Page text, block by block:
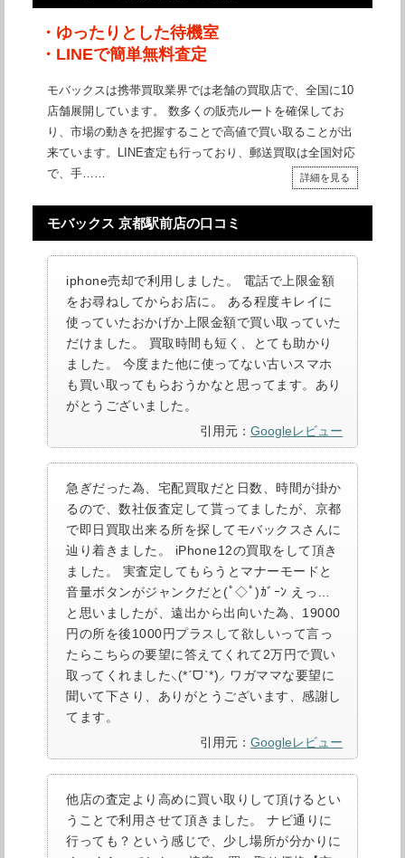
・ゆったりとした待機室
・LINEで簡単無料査定
モバックスは携帯買取業界では老舗の買取店で、全国に10
店舗展開しています。 数多くの販売ルートを確保してお
り、市場の動きを把握することで高値で買い取ることが出
来ています。LINE査定も行っており、郵送買取は全国対応
で、手……
詳細を見る
モバックス 京都駅前店の口コミ
iphone売却で利用しました。 電話で上限金額
をお尋ねしてからお店に。 ある程度キレイに
使っていたおかげか上限金額で買い取っていた
だけました。 買取時間も短く、とても助かり
ました。 今度また他に使ってない古いスマホ
も買い取ってもらおうかなと思ってます。あり
がとうございました。
引用元： Googleレビュー
急ぎだった為、宅配買取だと日数、時間が掛か
るので、数社仮査定して貰ってましたが、京都
で即日買取出来る所を探してモバックスさんに
辿り着きました。 iPhone12の買取をして頂き
ました。 実査定してもらうとマナーモードと
音量ボタンがジャンクだと(ﾟ◇ﾟ)ｶﾞｰﾝ えっ…
と思いましたが、遠出から出向いた為、19000
円の所を後1000円プラスして欲しいって言っ
たらこちらの要望に答えてくれて2万円で買い
取ってくれました⸜(*ˊᗜˋ*)⸝ ワガママな要望に
聞いて下さり、ありがとうございます、感謝し
てます。
引用元： Googleレビュー
他店の査定より高めに買い取りして頂けるとい
うことで利用させて頂きました。 ナビ通りに
行っても？という感じで、少し場所が分かりに